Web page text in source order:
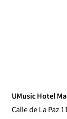
UMusic Hotel
Calle de La Paz